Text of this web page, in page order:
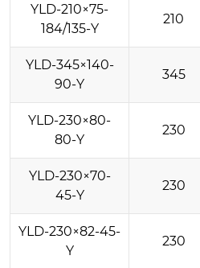
YLD-210×75-
184/135-Y
210
YLD-345×140-
90-Y
345
YLD-230×80-
80-Y
230
YLD-230×70-
45-Y
230
YLD-230×82-45-
Y
230